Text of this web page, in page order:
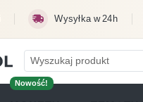
Wysyłka w 24h
Nowość!